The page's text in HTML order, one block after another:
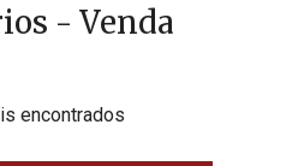
- Venda
encontrados